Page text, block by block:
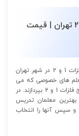
تدریس خصوصی استخراج فلزات 1 و 2 تهران | قیمت
استادبانک لیستی از معلمان خصوصی استخراج فلزات 1 و 2 در شهر تهران
های خصوصی که می
توانند به بهترین نحو به تدریس خصوصی استخراج فلزات 1 و 2 بپردازند. در
بهترین معلمان تدریس
مشاهده نمایید و سپس آنها را انتخاب